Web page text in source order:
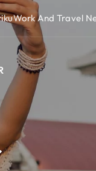
Work And Travel